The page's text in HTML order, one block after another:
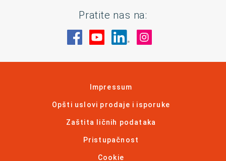
Pratite nas na:
Posetite nas na Facebook
Posetite nas na YouTube
Posetite nas na
Impressum
Opšti uslovi prodaje i isporuke
Zaštita ličnih podataka
Pristupačnost
Cookie